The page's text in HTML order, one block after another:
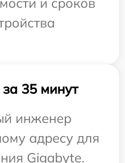
35 минут
инженер
адресу для
Gigabyte.